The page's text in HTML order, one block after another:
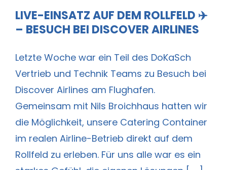
LIVE-EINSATZ AUF DEM ROLLFELD ✈️
– BESUCH BEI DISCOVER AIRLINES
Letzte Woche war ein Teil des DoKaSch
Vertrieb und Technik Teams zu Besuch bei
Discover Airlines am Flughafen.
Gemeinsam mit Nils Broichhaus hatten wir
die Möglichkeit, unsere Catering Container
im realen Airline-Betrieb direkt auf dem
Rollfeld zu erleben. Für uns alle war es ein